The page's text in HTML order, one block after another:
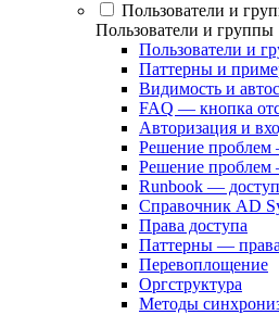
Пользователи и
Пользователи и группы
Пользователи и
Паттерны и
Видимость и
FAQ — кнопка
Авторизация и
Решение
Решение проблем
Runbook —
Справочник AD
Права доступа
Паттерны — права
Перевоплощение
Оргструктура
Методы